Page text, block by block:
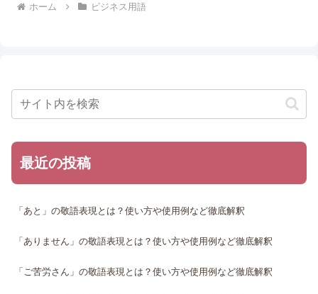
ホーム ビジネス用語
最近の投稿
「あと」の敬語表現とは？使い方や使用例など徹底解釈
「ありません」の敬語表現とは？使い方や使用例など徹底解釈
「ご苦労さん」の敬語表現とは？使い方や使用例など徹底解釈